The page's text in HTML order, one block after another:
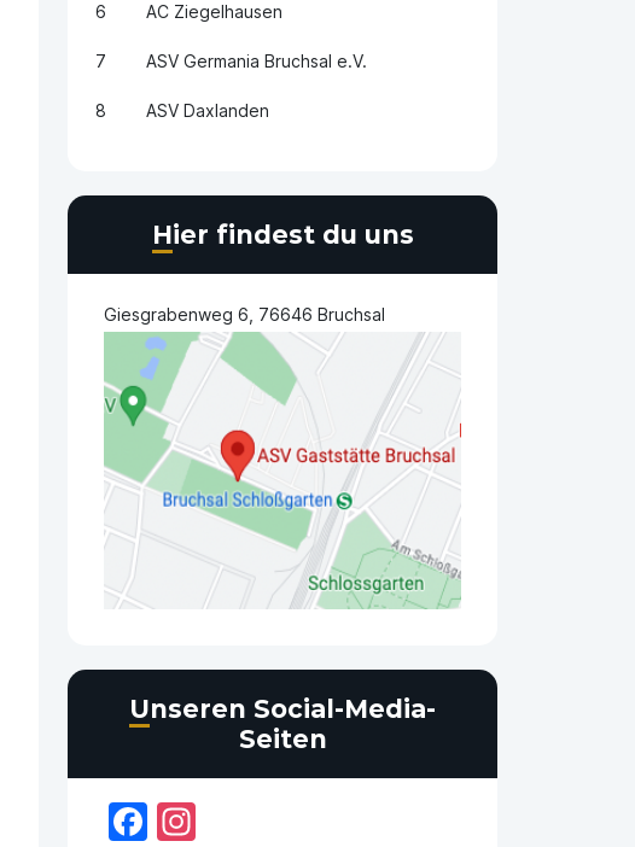
6 AC Ziegelhausen
7 ASV Germania Bruchsal e.V.
8 ASV Daxlanden
Hier findest du uns
Giesgrabenweg 6, 76646 Bruchsal
Unseren Social-Media-
Seiten
Facebook